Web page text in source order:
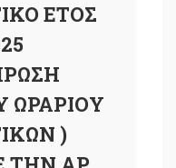
ΕΤΟΣ
ΩΡΑΡΙΟΥ
)